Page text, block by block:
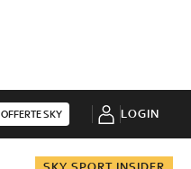
OFFERTE SKY LOGIN